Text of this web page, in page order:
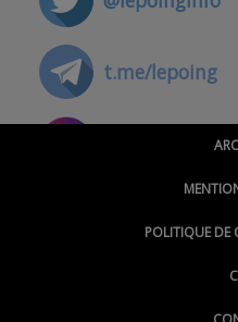
t.me/lepoing
POLITIQUE DE